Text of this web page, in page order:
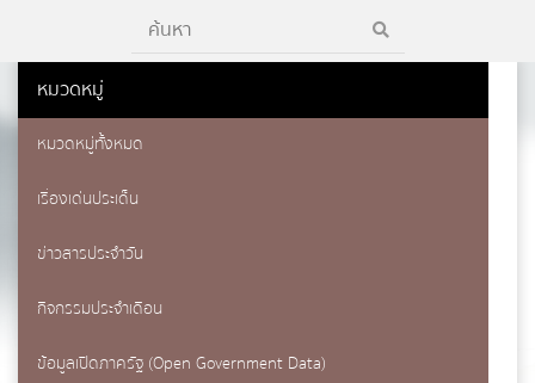
หมวดหมู่
หมวดหมู่ทั้งหมด
เรื่องเด่นประเด็น
ข่าวสารประจำวัน
กิจกรรมประจำเดือน
ข้อมูลเปิดภาครัฐ (Open Government Data)
แบบฟอร์มการติดต่อ